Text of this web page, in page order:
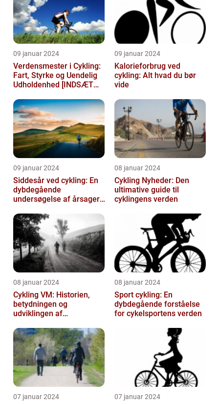
09 januar 2024
Verdensmester i Cykling:
Fart, Styrke og Uendelig
Udholdenhed [INDSÆT
09 januar 2024
Kalorieforbrug ved
cykling: Alt hvad du bør
vide
09 januar 2024
Siddesår ved cykling: En
dybdegående
undersøgelse af årsager,
behandling
08 januar 2024
Cykling Nyheder: Den
ultimative guide til
cyklingens verden
08 januar 2024
Cykling VM: Historien,
betydningen og
udviklingen af
08 januar 2024
Sport cykling: En
dybdegående forståelse
for cykelsportens verden
07 januar 2024 07 januar 2024